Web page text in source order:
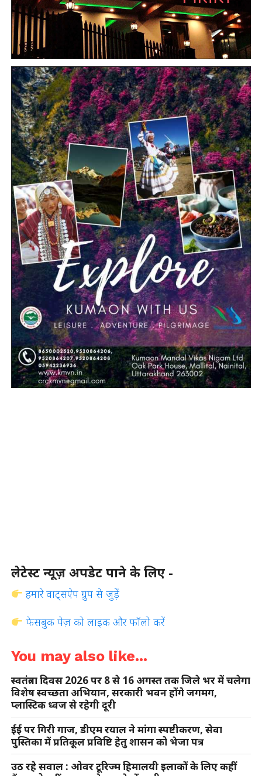
लेटेस्ट न्यूज़ अपडेट पाने के लिए -
हमारे वाट्सऐप ग्रुप से जुड़ें
फेसबुक पेज़ को लाइक और फॉलो करें
You may also like...
स्वतंत्रता दिवस 2026 पर 8 से 16 अगस्त तक जिले भर में चलेगा
विशेष स्वच्छता अभियान, सरकारी भवन होंगे जगमग,
प्लास्टिक ध्वज से रहेगी दूरी
ईई पर गिरी गाज, डीएम रयाल ने मांगा स्पष्टीकरण, सेवा
पुस्तिका में प्रतिकूल प्रविष्टि हेतु शासन को भेजा पत्र
उठ रहे सवाल : ओवर टूरिज्म हिमालयी इलाकों के लिए कहीं